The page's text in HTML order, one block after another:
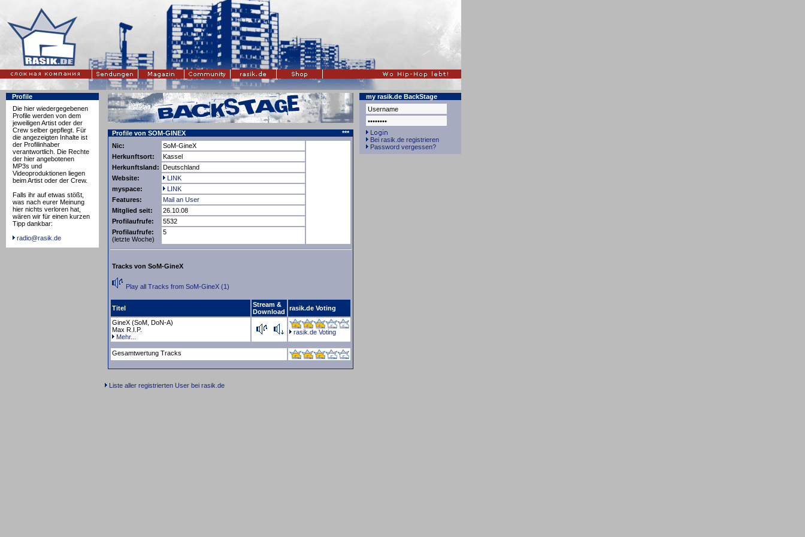
Profile
Die hier wiedergegebenen
Profile werden von dem
jeweiligen Artist oder der
Crew selber gepflegt. Für
die angezeigten Inhalte ist
der Profilinhaber
verantwortlich. Die Rechte
der hier angebotenen
MP3s und
Videoproduktionen liegen
beim Artist oder der Crew.
Falls ihr auf etwas stößt,
was nach eurer Meinung
hier nichts verloren hat,
wären wir für einen kurzen
Tipp dankbar:
radio@rasik.de
Profile von SOM-GINEX
***
Nic:
SoM-GineX
Herkunftsort:
Kassel
Herkunftsland: Deutschland
Website:
LINK
myspace:
LINK
Features:
Mail an User
Mitglied seit:
26.10.08
Profilaufrufe:
5532
Profilaufrufe:
(letzte Woche)
5
Tracks von SoM-GineX
Play all Tracks from SoM-GineX (1)
Titel
Stream &
Download
rasik.de Voting
GineX (SoM, DoN-A)
Max R.I.P.
Mehr...
rasik.de Voting
Gesamtwertung Tracks
Liste aller registrierten User bei rasik.de
my rasik.de BackStage
Bei rasik.de registrieren
Password vergessen?